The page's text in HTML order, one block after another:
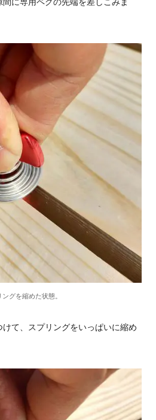
ングを縮めた状態。
て、スプリングをいっぱいに縮め